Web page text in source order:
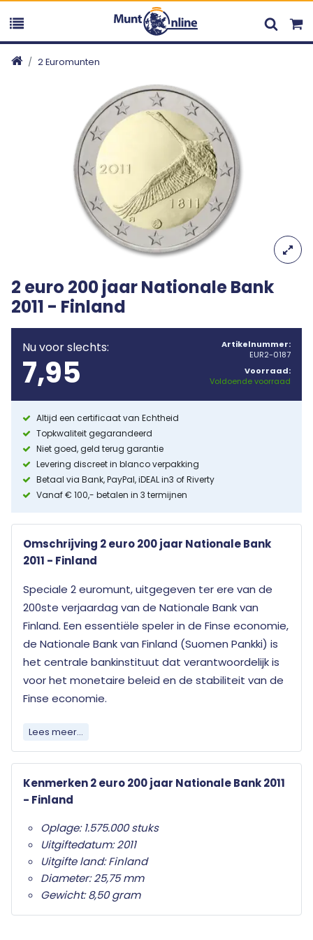
2 Euromunten
2 euro 200 jaar Nationale Bank
2011 - Finland
Nu voor slechts:
7,95
Artikelnummer:
EUR2-0187
Voorraad:
Voldoende voorraad
Altijd een certificaat van Echtheid
Topkwaliteit gegarandeerd
Niet goed, geld terug garantie
Levering discreet in blanco verpakking
Betaal via Bank, PayPal, iDEAL in3 of Riverty
Vanaf € 100,- betalen in 3 termijnen
Omschrijving 2 euro 200 jaar Nationale Bank
2011 - Finland
Speciale 2 euromunt, uitgegeven ter ere van de
200ste verjaardag van de Nationale Bank van
Finland. Een essentiële speler in de Finse economie,
de Nationale Bank van Finland (Suomen Pankki) is
het centrale bankinstituut dat verantwoordelijk is
voor het monetaire beleid en de stabiliteit van de
Finse economie.
Elk land dat de euro als officiële munteenheid
heeft mag jaarlijks twee herdenkingsmunten
uitgeven. Wat deze herdenkingsmunten
onderscheid van de gewone twee euro munten is
het herdenkingsonderwerp op de nationale zijde.
Alleen de twee euro munt mag als
herdenkingsmunt gebruikt worden. Ze zijn in het
hele eurogebied wettig betaalmiddel; ze kunnen
als gewone euromunten worden gebruikt en
moeten worden geaccepteerd.
Lees meer...
Kenmerken 2 euro 200 jaar Nationale Bank 2011
- Finland
Oplage: 1.575.000 stuks
Uitgiftedatum: 2011
Uitgifte land: Finland
Diameter: 25,75 mm
Gewicht: 8,50 gram